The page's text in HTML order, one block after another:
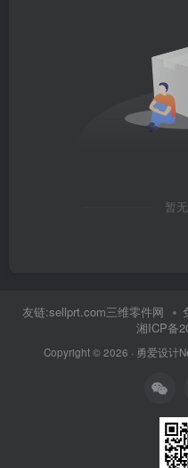
暂
友链:sellprt.com三维零件网
湘ICP备
Copyright © 2026 · 勇爱设计